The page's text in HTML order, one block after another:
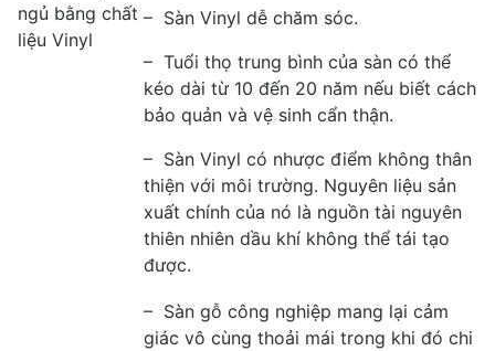
ngủ bằng chất
liệu Vinyl
– Sàn Vinyl dễ chăm sóc.
– Tuổi thọ trung bình của sàn có thể
kéo dài từ 10 đến 20 năm nếu biết cách
bảo quản và vệ sinh cẩn thận.
– Sàn Vinyl có nhược điểm không thân
thiện với môi trường. Nguyên liệu sản
xuất chính của nó là nguồn tài nguyên
thiên nhiên dầu khí không thể tái tạo
được.
– Sàn gỗ công nghiệp mang lại cảm
giác vô cùng thoải mái trong khi đó chi